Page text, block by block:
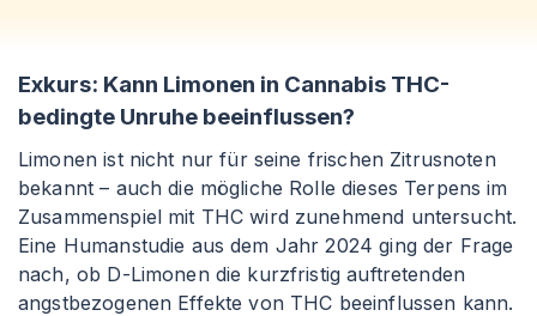
Exkurs: Kann Limonen in Cannabis THC-
bedingte Unruhe beeinflussen?
Limonen ist nicht nur für seine frischen Zitrusnoten
bekannt – auch die mögliche Rolle dieses Terpens im
Zusammenspiel mit THC wird zunehmend untersucht.
Eine Humanstudie aus dem Jahr 2024 ging der Frage
nach, ob D-Limonen die kurzfristig auftretenden
angstbezogenen Effekte von THC beeinflussen kann.